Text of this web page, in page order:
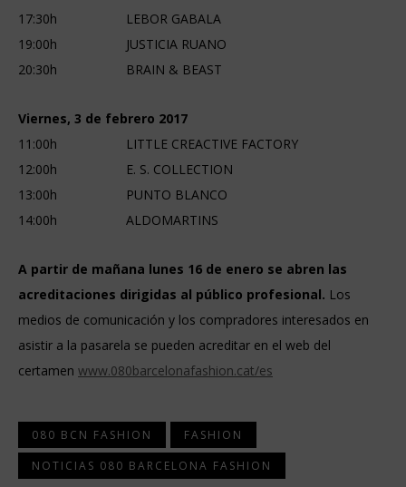
17:30h LEBOR GABALA
19:00h JUSTICIA RUANO
20:30h BRAIN & BEAST
Viernes, 3 de febrero 2017
11:00h LITTLE CREACTIVE FACTORY
12:00h E. S. COLLECTION
13:00h PUNTO BLANCO
14:00h ALDOMARTINS
A partir de mañana lunes 16 de enero se abren las
acreditaciones dirigidas al público profesional. Los
medios de comunicación y los compradores interesados en
asistir a la pasarela se pueden acreditar en el web del
certamen www.080barcelonafashion.cat/es
080 BCN FASHION
FASHION
NOTICIAS 080 BARCELONA FASHION